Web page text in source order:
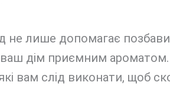
не лише допомагає
дім приємним ароматом.
вам слід виконати, щоб